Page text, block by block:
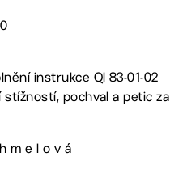
instrukce QI 83-01-02
stížností, pochval a petic za
m e l o v á